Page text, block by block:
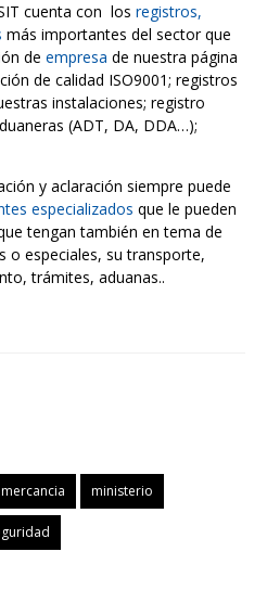
cuenta con los registros,
más importantes del sector que
de empresa de nuestra página
de calidad ISO9001; registros
instalaciones; registro
(ADT, DA, DDA…);
y aclaración siempre puede
especializados que le pueden
tengan también en tema de
o especiales, su transporte,
trámites, aduanas..
mercancia ministerio